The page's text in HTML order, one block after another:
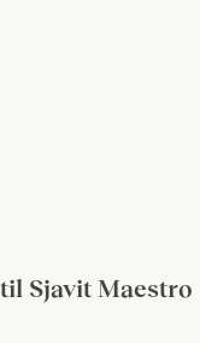
Sjavit Maestro